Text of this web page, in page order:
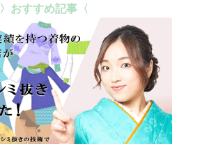
〉おすすめ記事〈